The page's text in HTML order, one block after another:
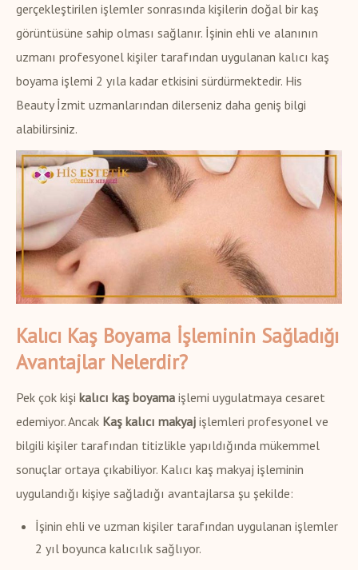
gerçekleştirilen işlemler sonrasında kişilerin doğal bir kaş
görüntüsüne sahip olması sağlanır. İşinin ehli ve alanının
uzmanı profesyonel kişiler tarafından uygulanan kalıcı kaş
boyama işlemi 2 yıla kadar etkisini sürdürmektedir. His
Beauty İzmit uzmanlarından dilerseniz daha geniş bilgi
alabilirsiniz.
Kalıcı Kaş Boyama İşleminin Sağladığı
Avantajlar Nelerdir?
Pek çok kişi kalıcı kaş boyama işlemi uygulatmaya cesaret
edemiyor. Ancak Kaş kalıcı makyaj işlemleri profesyonel ve
bilgili kişiler tarafından titizlikle yapıldığında mükemmel
sonuçlar ortaya çıkabiliyor. Kalıcı kaş makyaj işleminin
uygulandığı kişiye sağladığı avantajlarsa şu şekilde:
İşinin ehli ve uzman kişiler tarafından uygulanan işlemler
2 yıl boyunca kalıcılık sağlıyor.